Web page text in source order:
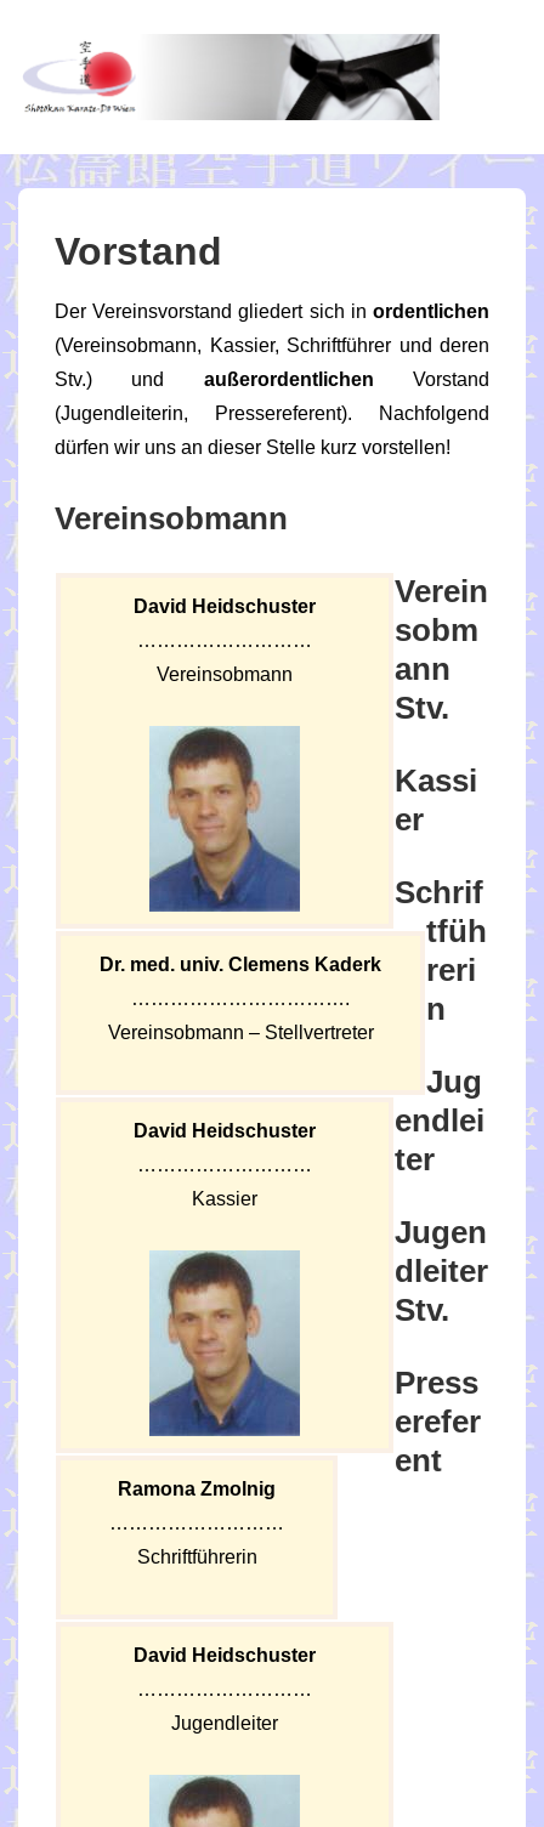
Inhalt
Vorstand
Der Vereinsvorstand gliedert sich in ordentlichen
(Vereinsobmann, Kassier, Schriftführer und deren
Stv.) und außerordentlichen Vorstand
(Jugendleiterin, Pressereferent). Nachfolgend
dürfen wir uns an dieser Stelle kurz vorstellen!
Vereinsobmann
David Heidschuster
………………………
Vereinsobmann
Verein
sobm
ann
Stv.
Dr. med. univ. Clemens Kaderk
…………………………….
Vereinsobmann – Stellvertreter
Kassi
er
David Heidschuster
………………………
Kassier
Schrif
tfüh
reri
n
Ramona Zmolnig
………………………
Schriftführerin
Jug
endlei
ter
David Heidschuster
………………………
Jugendleiter
Jugen
dleiter
Stv.
Press
erefer
ent